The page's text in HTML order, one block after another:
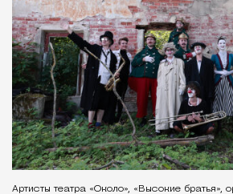
Артисты театра «Около», «Высокие братья»,